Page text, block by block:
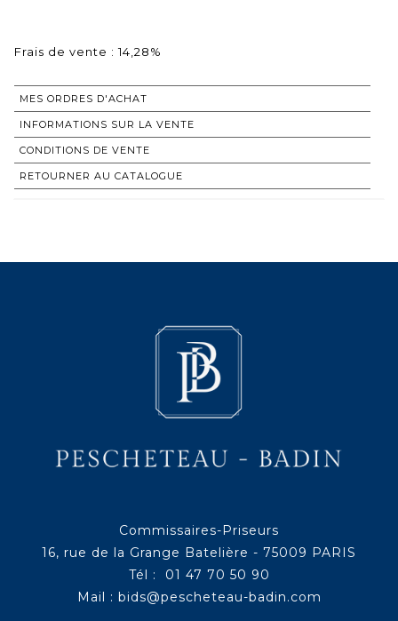
Frais de vente : 14,28%
MES ORDRES D'ACHAT
INFORMATIONS SUR LA VENTE
CONDITIONS DE VENTE
RETOURNER AU CATALOGUE
Commissaires-Priseurs
16, rue de la Grange Batelière - 75009 PARIS
Tél : 01 47 70 50 90
Mail : bids@pescheteau-badin.com